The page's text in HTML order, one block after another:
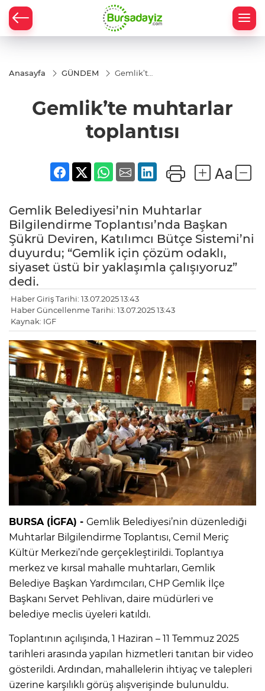
Anasayfa GÜNDEM
Gemlik’te
Gemlik’te muhtarlar
toplantısı
Gemlik Belediyesi’nin Muhtarlar
Bilgilendirme Toplantısı’nda Başkan
Şükrü Deviren, Katılımcı Bütçe Sistemi’ni
duyurdu; “Gemlik için çözüm odaklı,
siyaset üstü bir yaklaşımla çalışıyoruz”
dedi.
Haber Giriş Tarihi: 13.07.2025 13:43
Haber Güncellenme Tarihi: 13.07.2025 13:43
Kaynak: IGF
BURSA (İGFA) - Gemlik Belediyesi’nin düzenlediği
Muhtarlar Bilgilendirme Toplantısı, Cemil Meriç
Kültür Merkezi’nde gerçekleştirildi. Toplantıya
merkez ve kırsal mahalle muhtarları, Gemlik
Belediye Başkan Yardımcıları, CHP Gemlik İlçe
Başkanı Servet Pehlivan, daire müdürleri ve
belediye meclis üyeleri katıldı.
Toplantının açılışında, 1 Haziran – 11 Temmuz 2025
tarihleri arasında yapılan hizmetleri tanıtan bir video
gösterildi. Ardından, mahallelerin ihtiyaç ve talepleri
üzerine karşılıklı görüş alışverişinde bulunuldu.